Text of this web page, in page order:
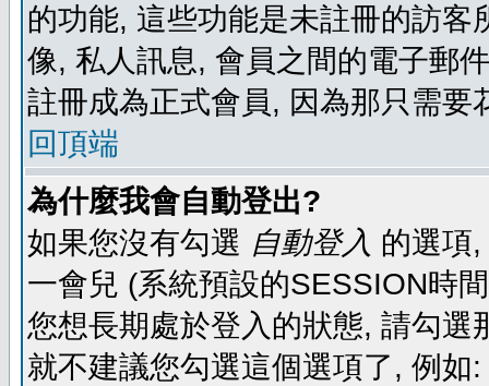
的功能, 這些功能是未註冊的訪
像, 私人訊息, 會員之間的電子郵
註冊成為正式會員, 因為那只需要
回頂端
為什麼我會自動登出?
如果您沒有勾選 自動登入 的選項
一會兒 (系統預設的SESSION時
您想長期處於登入的狀態, 請勾
就不建議您勾選這個選項了, 例